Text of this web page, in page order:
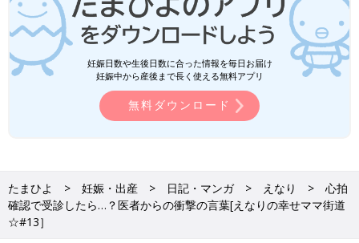
妊娠日数や生後日数に合った情報を毎日お届け
妊娠中から産後まで長く使える無料アプリ
無料ダウンロード
たまひよ 妊娠・出産 日記・マンガ えなり
心拍
確認で受診したら…？医者からの衝撃の言葉[えなりの幸せママ街道
☆#13］